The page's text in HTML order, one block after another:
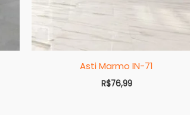
Asti Marmo IN-71
R$76,99